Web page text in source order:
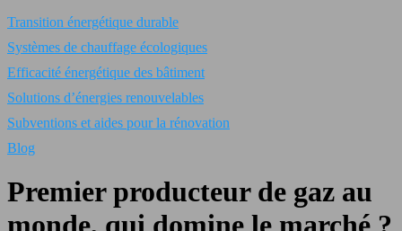
Transition énergétique durable
Systèmes de chauffage écologiques
Efficacité énergétique des bâtiment
Solutions d’énergies renouvelables
Subventions et aides pour la rénovation
Blog
Premier producteur de gaz au